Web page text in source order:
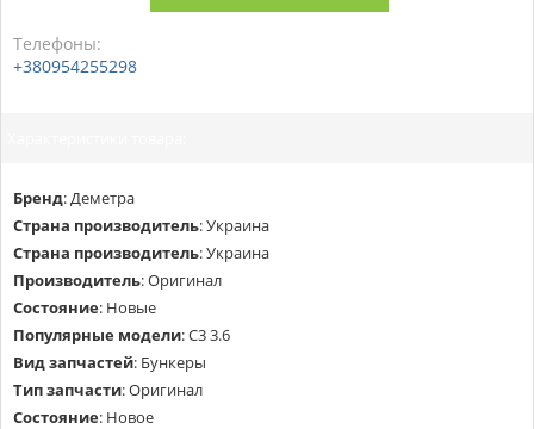
Телефоны:
+380954255298
Бренд: Деметра
Страна производитель:Украина
Страна производитель:Украина
Производитель:Оригинал
Состояние: Новые
Популярные модели:С3 3.6
Вид запчастей: Бункеры
Тип запчасти:Оригинал
Состояние: Новое